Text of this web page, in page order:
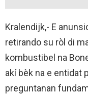
Kralendijk,- E
retirando su ròl di
kombustibel na
akí bèk na e entidat
preguntanan